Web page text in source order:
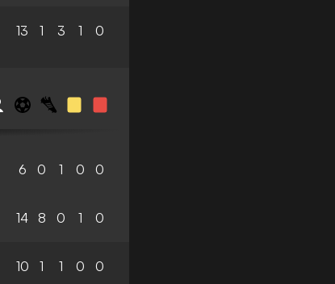
13 1 3 1 0
6 0 1 0 0
14 8 0 1 0
10 1 1 0 0